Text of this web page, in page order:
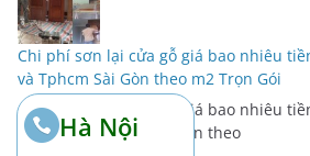
Chi phí sơn lại cửa gỗ giá bao nhiêu
và Tphcm Sài Gòn theo m2 Trọn Gói
Chi phí sơn lại cửa gỗ giá bao nhiêu
Hà Nội và Tphcm Sài Gòn theo
Hà Nội